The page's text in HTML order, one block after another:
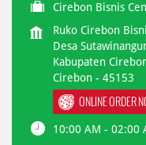
Cirebon Bisnis
Ruko Cirebon
Desa
Kabupaten
Cirebon - 45153
ONLINE ORDER
10:00 AM - 02:00